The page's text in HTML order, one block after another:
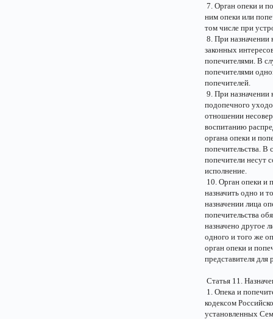
7. Орган опеки и
ним опеки или
том числе при
8. При назначении
законных
попечителями. В
попечителями
попечителей.
9. При назначении
подопечного
отношении
воспитанию
органа опеки и
попечительства. В
попечители несут
исполнение.
10. Орган опеки и
назначить одно и
назначении лица
попечительства
назначено другое
одного и того же
орган опеки и
представителя
Статья 11.
1. Опека и
кодексом
установленных